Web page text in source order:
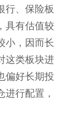
、保险板
具有估值较
小，因而长
这类板块进
偏好长期投
行配置，